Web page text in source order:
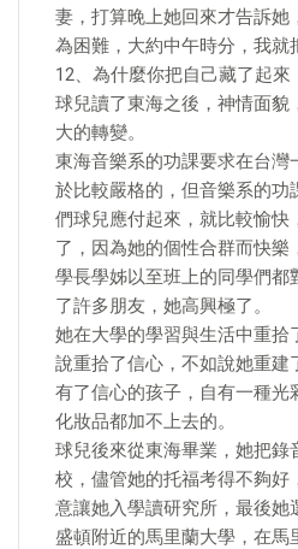
妻，打算晚上她回來才告訴她
為困難，大約中午時分，我就
12、為什麼你把自己藏了起來
球兒讀了東海之後，神情面貌
大的轉變。
東海音樂系的功課要求在台灣
於比較嚴格的，但音樂系的功
們球兒應付起來，就比較愉快
了，因為她的個性合群而快樂
學長學姊以至班上的同學們都
了許多朋友，她高興極了。
她在大學的學習與生活中重拾
說重拾了信心，不如說她重建
有了信心的孩子，自有一種光
化妝品都加不上去的。
球兒後來從東海畢業，她把錄
校，儘管她的托福考得不夠好
意讓她入學讀研究所，最後她
盛頓附近的馬里蘭大學，在馬